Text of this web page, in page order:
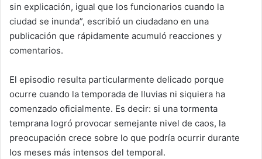
sin explicación, igual que los funcionarios cuando la
ciudad se inunda”, escribió un ciudadano en una
publicación que rápidamente acumuló reacciones y
comentarios.
El episodio resulta particularmente delicado porque
ocurre cuando la temporada de lluvias ni siquiera ha
comenzado oficialmente. Es decir: si una tormenta
temprana logró provocar semejante nivel de caos, la
preocupación crece sobre lo que podría ocurrir durante
los meses más intensos del temporal.